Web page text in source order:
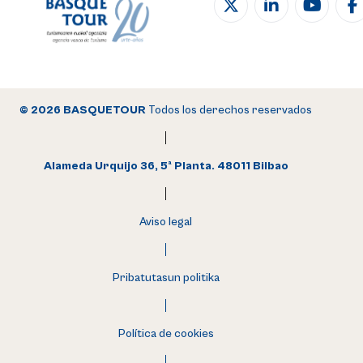
© 2026 BASQUETOUR Todos los derechos reservados
Alameda Urquijo 36, 5ª Planta. 48011 Bilbao
Aviso legal
Pribatutasun politika
Política de cookies